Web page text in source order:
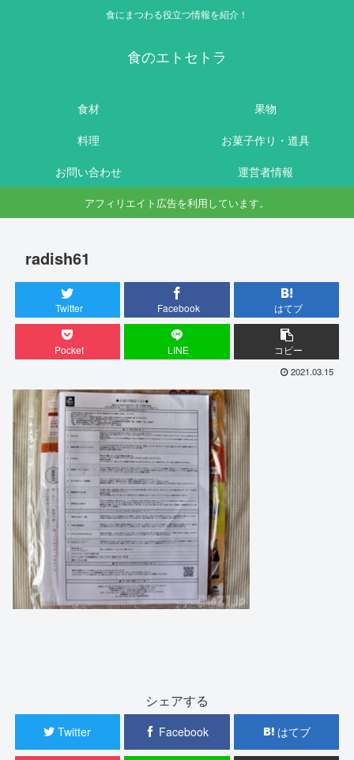
食にまつわる役立つ情報を紹介！
食のエトセトラ
食材
果物
料理
お菓子作り・道具
お問い合わせ
運営者情報
アフィリエイト広告を利用しています。
radish61
Twitter Facebook はてブ
Pocket LINE コピー
2021.03.15
シェアする
Twitter Facebook はてブ